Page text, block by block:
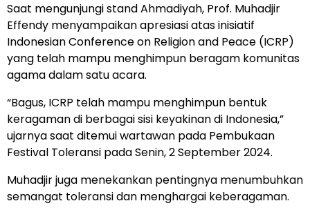
Saat mengunjungi stand Ahmadiyah, Prof. Muhadjir
Effendy menyampaikan apresiasi atas inisiatif
Indonesian Conference on Religion and Peace (ICRP)
yang telah mampu menghimpun beragam komunitas
agama dalam satu acara.
“Bagus, ICRP telah mampu menghimpun bentuk
keragaman di berbagai sisi keyakinan di Indonesia,”
ujarnya saat ditemui wartawan pada Pembukaan
Festival Toleransi pada Senin, 2 September 2024.
Muhadjir juga menekankan pentingnya menumbuhkan
semangat toleransi dan menghargai keberagaman.